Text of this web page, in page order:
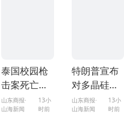
泰国校园枪
击案死亡人
数升至7人，
枪手为一名
山东商报·
山海新闻
13小
时前
特朗普宣布
对多晶硅及
其衍生产品
加征关税
山东商报·
山海新闻
13小
时前